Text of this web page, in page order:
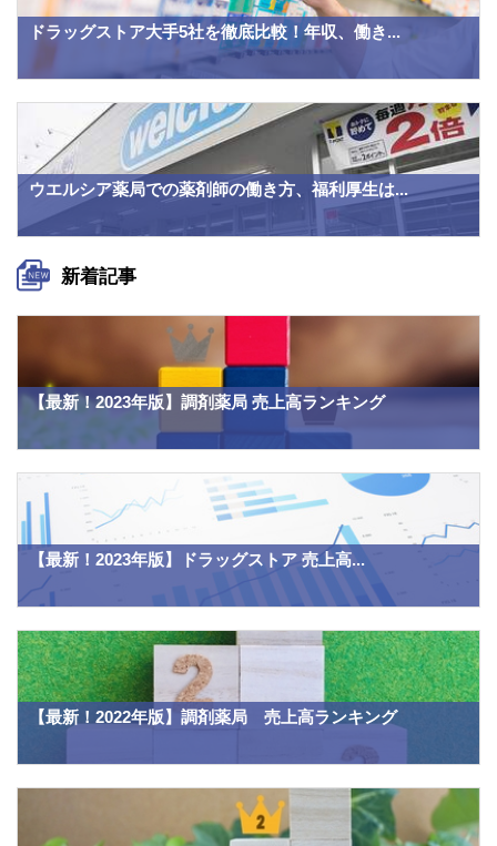
ドラッグストア大手5社を徹底比較！年収、働き...
ウエルシア薬局での薬剤師の働き方、福利厚生は...
新着記事
【最新！2023年版】調剤薬局 売上高ランキング
【最新！2023年版】ドラッグストア 売上高...
【最新！2022年版】調剤薬局 売上高ランキング